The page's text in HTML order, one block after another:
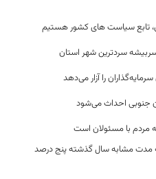
تابع سیاست های کشور هستیم
سردترین شهر استان
را آزار می‌دهد
جنوبی احداث می‌شود
مردم با مسئولان است
مدت مشابه سال گذشته پنج درصد